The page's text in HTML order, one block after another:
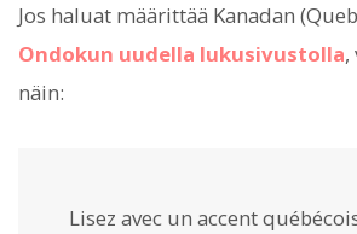
Jos haluat määrittää Kanadan
Ondokun uudella lukusivustolla,
näin:
Lisez avec un accent